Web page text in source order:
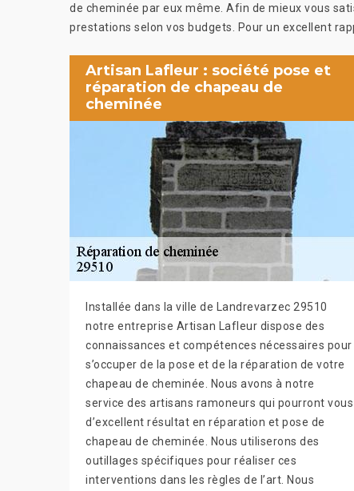
de cheminée par eux même. Afin de mieux vous
prestations selon vos budgets. Pour un excellent
Artisan Lafleur : société pose et
réparation de chapeau de
cheminée
Installée dans la ville de Landrevarzec 29510
notre entreprise Artisan Lafleur dispose des
connaissances et compétences nécessaires pour
s’occuper de la pose et de la réparation de votre
chapeau de cheminée. Nous avons à notre
service des artisans ramoneurs qui pourront vous
d’excellent résultat en réparation et pose de
chapeau de cheminée. Nous utiliserons des
outillages spécifiques pour réaliser ces
interventions dans les règles de l’art. Nous